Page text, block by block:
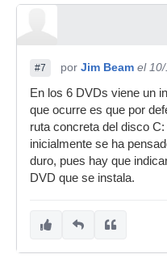
#7 por Jim Beam el
En los 6 DVDs viene un
que ocurre es que por
ruta concreta del disco
inicialmente se ha
duro, pues hay que
DVD que se instala.